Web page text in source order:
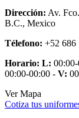
Dirección: Av.
B.C., Mexico
Télefono: +52 686
Horario: L:
00:00-00:00 - V:
Ver Mapa
Cotiza tus